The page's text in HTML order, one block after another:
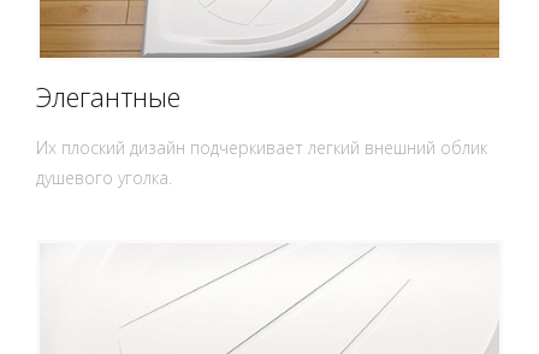
Элегантные
Их плоский дизайн подчеркивает легкий внешний облик
душевого уголка.